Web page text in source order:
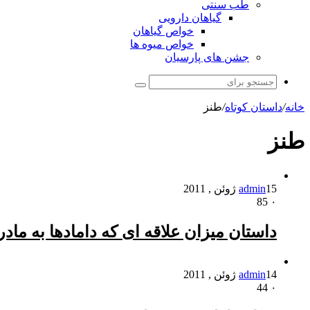
طب سنتی
گیاهان دارویی
خواص گیاهان
خواص میوه ها
جشن های پارسیان
جستجو
خانه/داستان کوتاه/طنز
طنز
admin15 ژوئن , 2011
۰
داستان میزان علاقه ای که دامادها به
admin14 ژوئن , 2011
۰